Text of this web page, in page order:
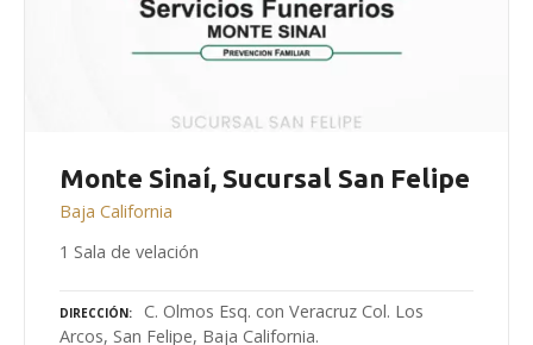
Monte Sinaí, Sucursal San Felipe
Baja California
1 Sala de velación
DIRECCIÓN
C. Olmos Esq. con Veracruz Col. Los
Arcos, San Felipe, Baja California.